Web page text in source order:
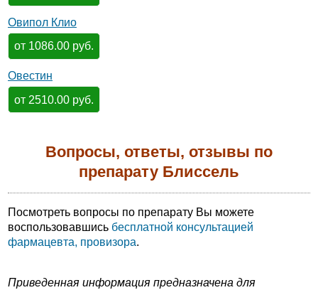
Овипол Клио
от 1086.00 руб.
Овестин
от 2510.00 руб.
Вопросы, ответы, отзывы по
препарату Блиссель
Посмотреть вопросы по препарату Вы можете
воспользовавшись бесплатной консультацией
фармацевта, провизора.
Приведенная информация предназначена для